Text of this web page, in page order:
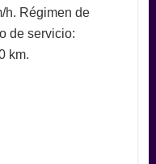
h. Régimen de
de servicio:
km.